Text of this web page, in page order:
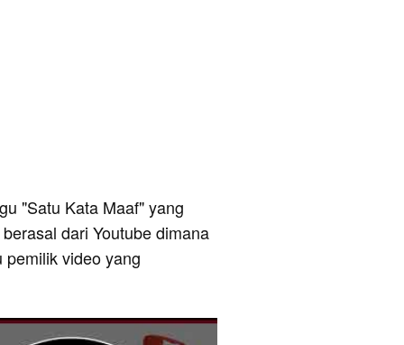
"Satu Kata Maaf" yang
dari Youtube dimana
pemilik video yang